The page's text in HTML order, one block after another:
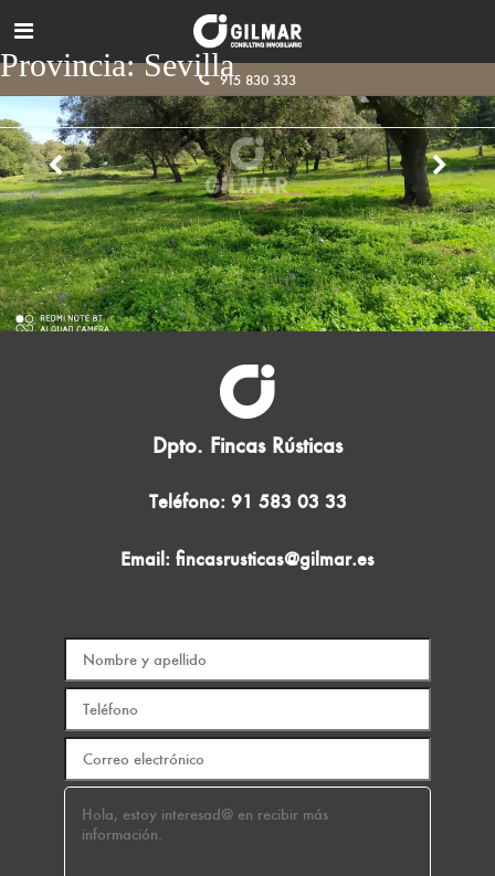
915 830 333
Provincia:Sevilla
Dpto. Fincas Rústicas
Teléfono: 91 583 03 33
Email: fincasrusticas@gilmar.es